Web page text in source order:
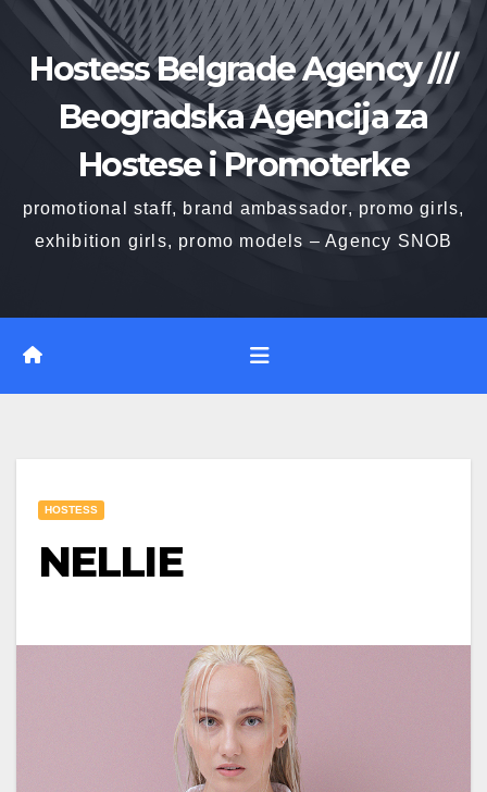
contentHostess Belgrade Agency ///
Beogradska Agencija za
Hostese i Promoterke
promotional staff, brand ambassador, promo girls,
exhibition girls, promo models – Agency SNOB
HOSTESS
NELLIE